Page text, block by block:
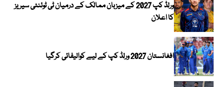
ورلڈ کپ 2027 کے میزبان ممالک کے درمیان ٹی ٹوئنٹی سیریز
کا اعلان
افغانستان 2027 ورلڈ کپ کے لیے کوالیفائی کرگیا